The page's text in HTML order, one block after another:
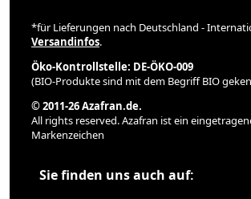
*für Lieferungen nach Deutschland -
Versandinfos.
Öko-Kontrollstelle: DE-ÖKO-009
(BIO-Produkte sind mit dem Begriff BIO
© 2011-26 Azafran.de.
All rights reserved. Azafran ist ein
Markenzeichen
Sie finden uns auch auf: